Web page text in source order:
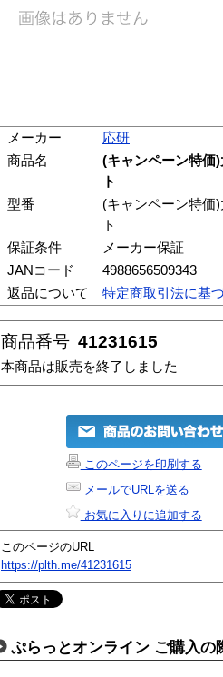
メーカー
応研
商品名
(キャンペーン特価
ト
型番
(キャンペーン特価
ト
保証条件
メーカー保証
JANコード
4988656509343
返品について
特定商取引法に基
商品番号 41231615
本商品は販売を終了しました
このページを印刷する
メールでURLを送る
お気に入りに追加する
このページのURL
https://plth.me/41231615
ぷらっとオンライン ご購入の